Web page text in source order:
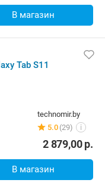
В магазин
Tab S11
technomir.by
5.0 (29) i
2 879,00р.
В магазин